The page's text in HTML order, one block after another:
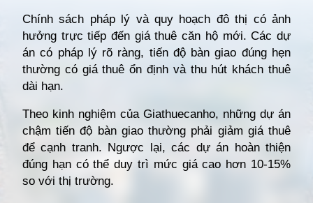
Chính sách pháp lý và quy hoạch đô thị có ảnh
hưởng trực tiếp đến giá thuê căn hộ mới. Các dự
án có pháp lý rõ ràng, tiến độ bàn giao đúng hẹn
thường có giá thuê ổn định và thu hút khách thuê
dài hạn.
Theo kinh nghiệm của Giathuecanho, những dự án
chậm tiến độ bàn giao thường phải giảm giá thuê
để cạnh tranh. Ngược lại, các dự án hoàn thiện
đúng hạn có thể duy trì mức giá cao hơn 10-15%
so với thị trường.